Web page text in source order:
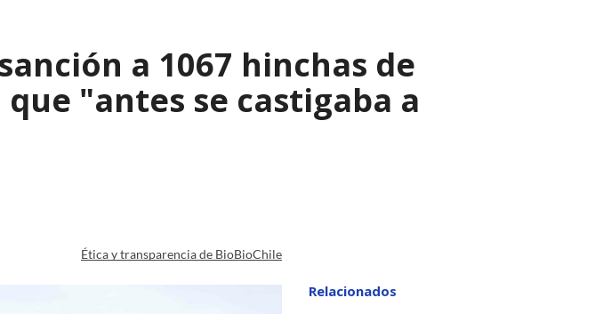
a 1067 hinchas de
"antes se castigaba a
Ética y transparencia de BioBioChile
Relacionados